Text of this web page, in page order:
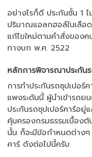
อย่างไรก็ดี ประกันชั้น 1
ปริมาณแอลกฮอล์ในเลือ
แก้ไขใหม่ตามคำสั่งของ
ทางบก พ.ศ. 2522
หลักการพิจารณาประกัน
การทำประกันรถซุปเปอ
แพงระดันนี้ ผู้นำเข้ารถย
ประกันรถซุปเปอร์คาร์อยู่
คุ้มครองกรมธรรมเบื้องต้
นั้น ก็จะมีข้อกำหนดต่างๆ
คาร์ ดังต่อไปนี้ครับ